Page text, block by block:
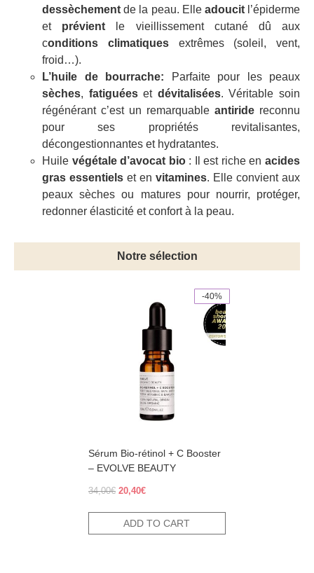
dessèchement de la peau. Elle adoucitl’épiderme
et prévient le vieillissement cutané dû aux
conditions climatiquesextrêmes (soleil, vent,
froid…).
L’huile de bourrache: Parfaite pour les peaux
sèches, fatiguéeset dévitalisées. Véritable soin
régénérant c’est un remarquable antiride reconnu
pour ses propriétés revitalisantes,
décongestionnantes et hydratantes.
Huile végétale d’avocat bio: Il est riche enacides
gras essentiels et en vitamines. Elle convient aux
peaux sèches ou matures pour nourrir, protéger,
redonner élasticité et confort à la peau.
Notre sélection
-40%
Sérum Bio-rétinol + C Booster
– EVOLVE BEAUTY
34,00€ Original
34,00€.
20,40€Current
20,40€.
ADD TO CART